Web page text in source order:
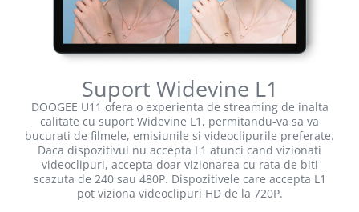
Suport Widevine L1
DOOGEE U11 ofera o experienta de streaming de inalta
calitate cu suport Widevine L1, permitandu-va sa va
bucurati de filmele, emisiunile si videoclipurile preferate.
Daca dispozitivul nu accepta L1 atunci cand vizionati
videoclipuri, accepta doar vizionarea cu rata de biti
scazuta de 240 sau 480P. Dispozitivele care accepta L1
pot viziona videoclipuri HD de la 720P.